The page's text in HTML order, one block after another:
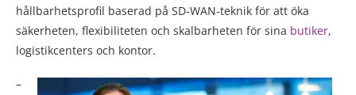
hållbarhetsprofil baserad på SD-WAN-teknik för att öka
säkerheten, flexibiliteten och skalbarheten för sina butiker,
logistikcenters och kontor.
–